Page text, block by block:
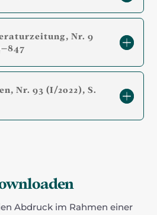
Nr. 9
Nr. 93 (I/2022), S.
Abdruck im Rahmen einer